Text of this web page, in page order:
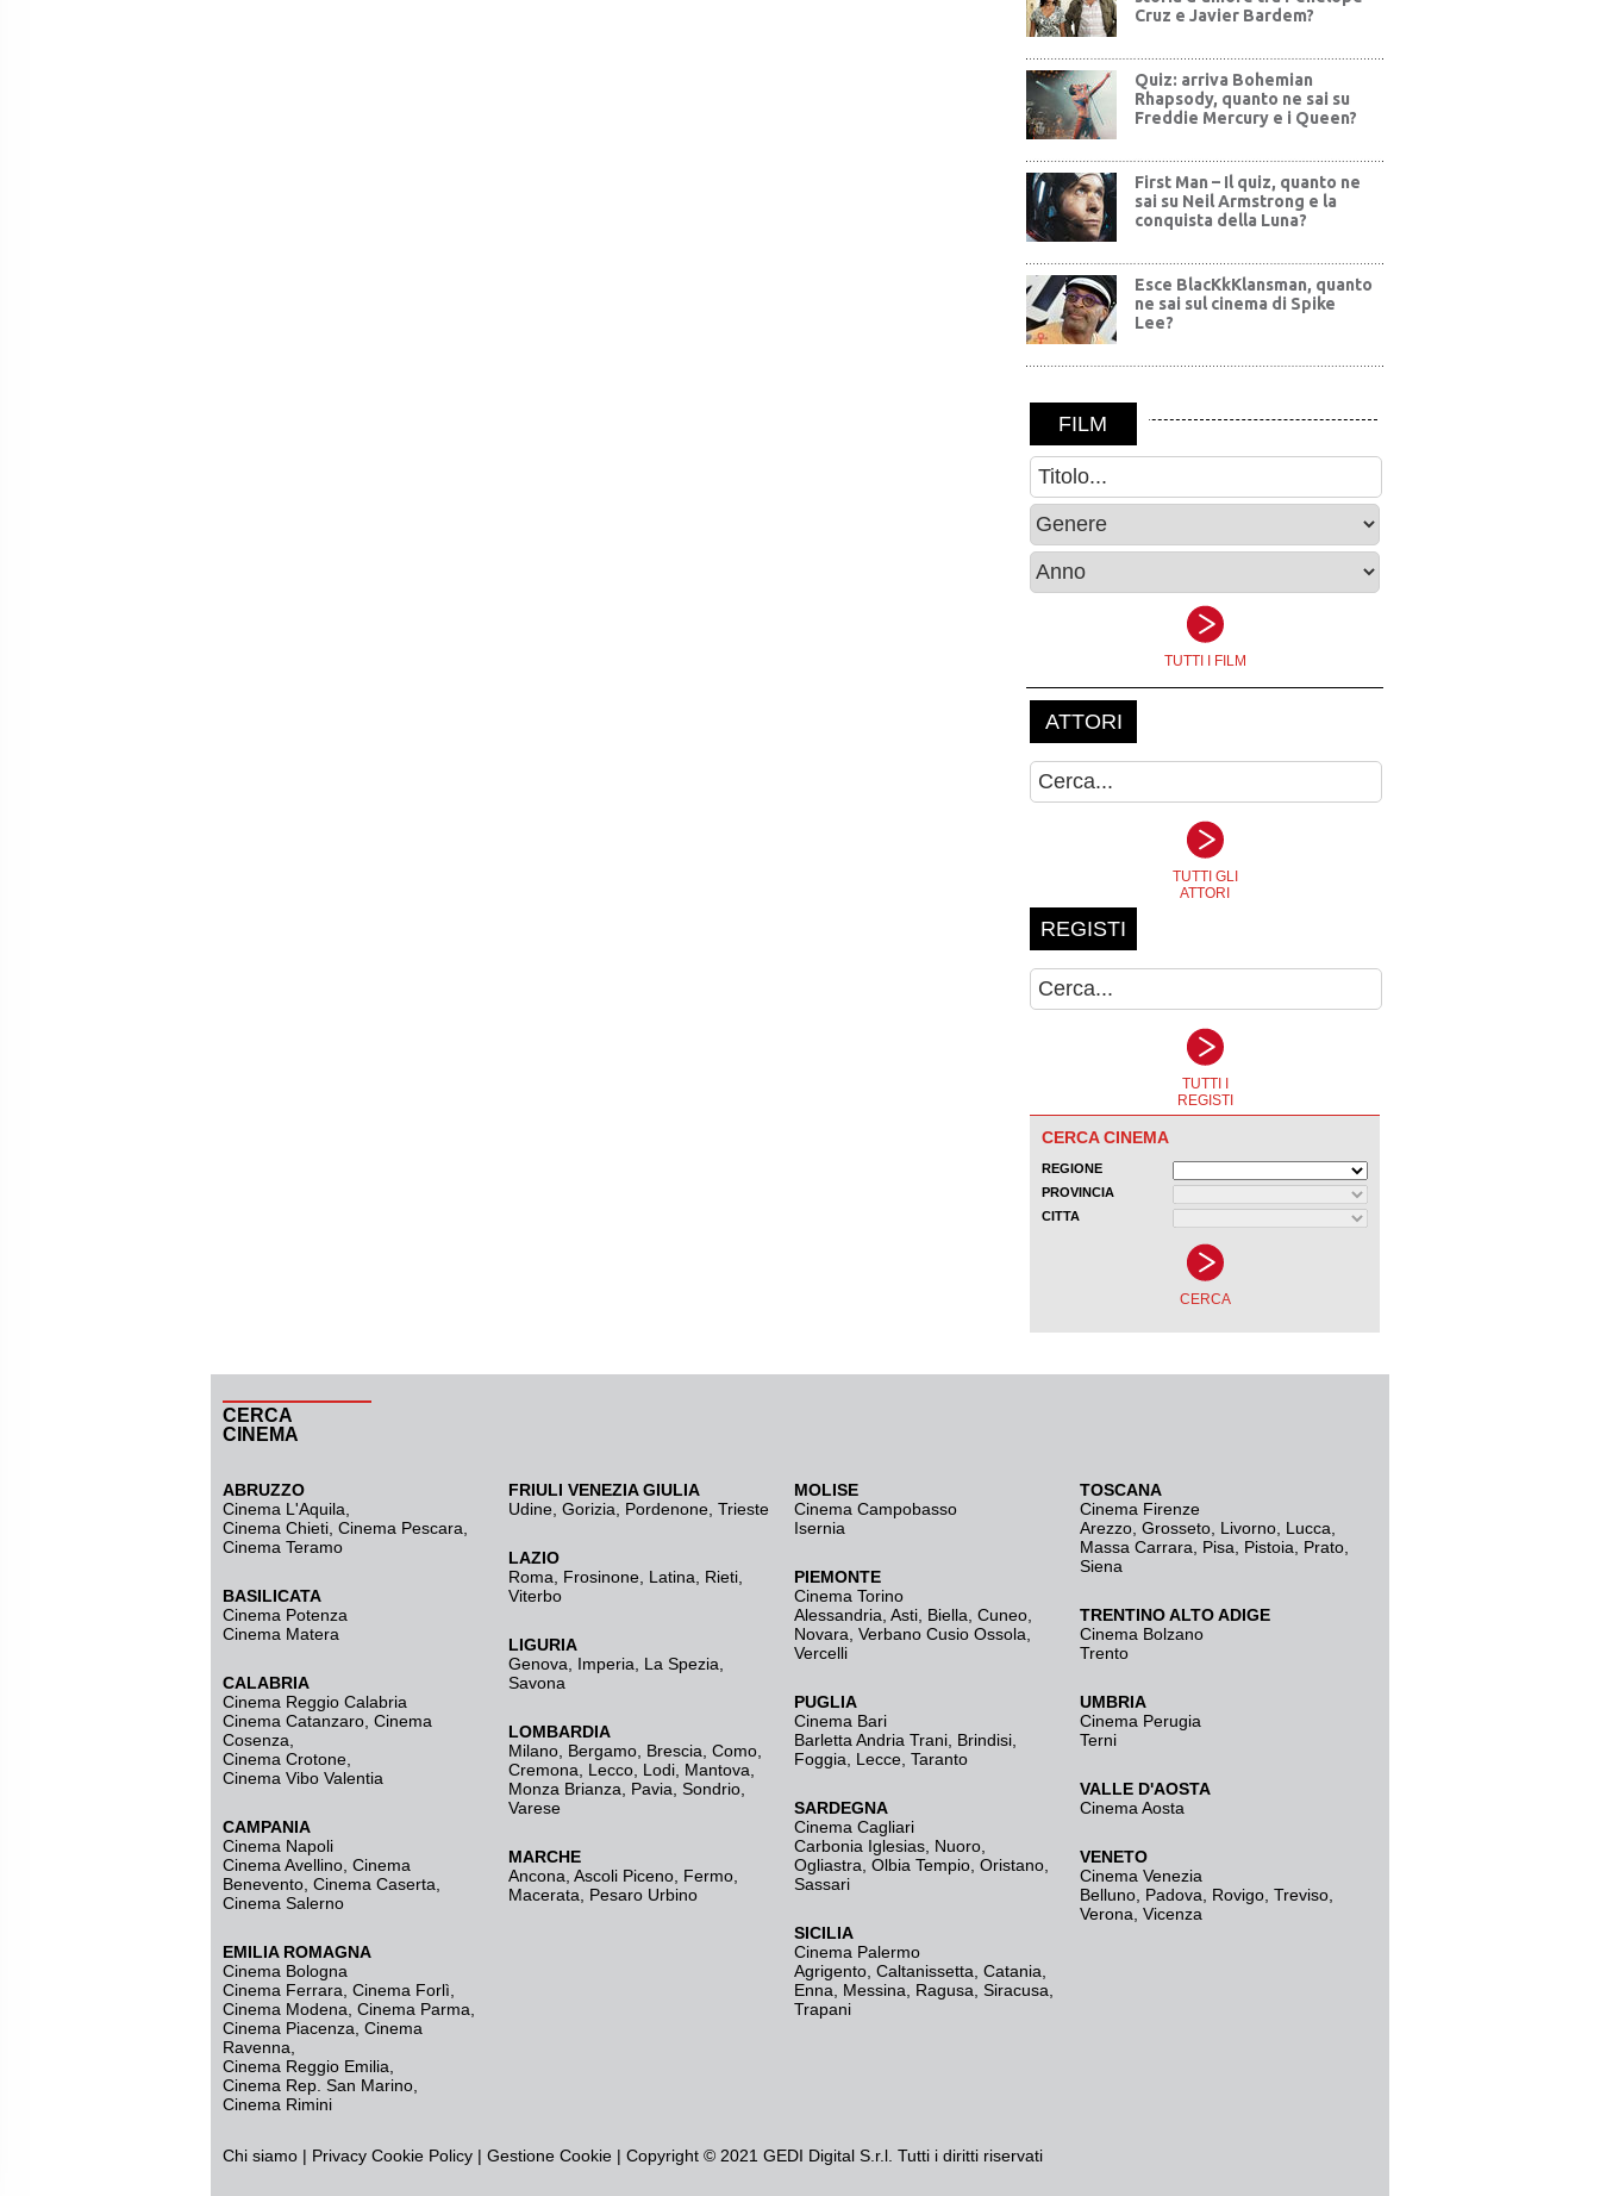
Cruz e Javier Bardem?
Quiz: arriva Bohemian
Rhapsody, quanto ne sai su
Freddie Mercury e i Queen?
First Man – Il quiz, quanto ne
sai su Neil Armstrong e la
conquista della Luna?
Esce BlacKkKlansman, quanto
ne sai sul cinema di Spike
Lee?
CERCA
CINEMA
ABRUZZO
Cinema L'Aquila
Cinema Chieti, Cinema Pescara,
Cinema Teramo
BASILICATA
Cinema Potenza
Cinema Matera
CALABRIA
Cinema Reggio Calabria
Cinema Catanzaro Cinema
Cosenza
Cinema Crotone
Cinema Vibo Valentia
CAMPANIA
Cinema Napoli
Cinema Avellino Cinema
Benevento Cinema Caserta
Cinema Salerno
EMILIA ROMAGNA
Cinema Bologna
Cinema Ferrara Cinema Forlì
Cinema Modena Cinema Parma
Cinema Piacenza Cinema
Ravenna
Cinema Reggio Emilia
Cinema Rep. San Marino
Cinema Rimini
FRIULI VENEZIA GIULIA
Udine Gorizia Pordenone Trieste
LAZIO
Roma
Frosinone Latina Rieti
Viterbo
LIGURIA
Genova
Imperia La Spezia
Savona
LOMBARDIA
Milano Bergamo Brescia, Como
Cremona
Lecco Lodi Mantova
Monza Brianza
Pavia Sondrio
Varese
MARCHE
Ancona Ascoli Piceno Fermo
Macerata
Pesaro Urbino
MOLISE
Cinema Campobasso
Isernia
PIEMONTE
Cinema Torino
Alessandria Asti Biella Cuneo
Novara Verbano Cusio Ossola
Vercelli
PUGLIA
Cinema Bari
Barletta Andria Trani Brindisi
Foggia
Lecce Taranto
SARDEGNA
Cinema Cagliari
Carbonia Iglesias Nuoro
Ogliastra Olbia Tempio Oristano
Sassari
SICILIA
Cinema Palermo
Agrigento Caltanissetta Catania
Enna
Messina Ragusa Siracusa
Trapani
TOSCANA
Cinema Firenze
Arezzo Grosseto Livorno Lucca
Massa Carrara
Pisa Pistoia Prato
Siena
TRENTINO ALTO ADIGE
Cinema Bolzano
Trento
UMBRIA
Cinema Perugia
Terni
VALLE D'AOSTA
Cinema Aosta
VENETO
Cinema Venezia
Belluno Padova Rovigo Treviso
Verona Vicenza
Chi siamo | Privacy Cookie Policy | Gestione Cookie | Copyright © 2021 GEDI Digital S.r.l. Tutti i diritti riservati